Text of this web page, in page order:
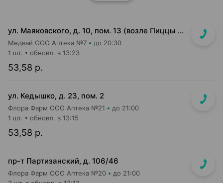
ул. Маяковского, д. 10, пом. 13 (возле Пиццы Мании)
Медвай ООО Аптека №7 до 20:30
53,58 р.
1 шт. обновл. в 13:23
ул. Кедышко, д. 23, пом. 2
Флора Фарм ООО Аптека №21 до 21:00
53,58 р.
1 шт. обновл. в 13:15
пр-т Партизанский, д. 106/46
Флора Фарм ООО Аптека №20 до 21:00